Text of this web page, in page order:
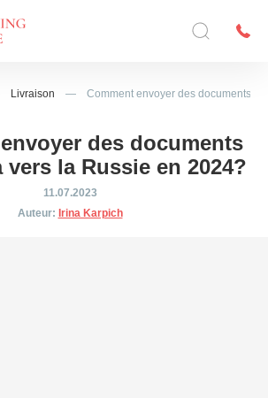
Livraison — Comment envoyer des documents
des documents
vers la Russie en 2024?
11.07.2023
Auteur: Irina Karpich